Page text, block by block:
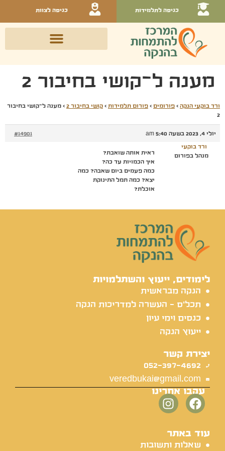
כניסה לתלמידות כניסה לצוות
מענה ל־קושי בחיבור 2
ורד בוקעי הנקה › פורומים › פורום תלמידות › קושי בחיבור 2 › מענה ל־קושי בחיבור
2
יולי 4, 2023 בשעה 5:40 am #14901
ורד בוקעי
מנהל בפורום
ראית אותה שואבת?
איך הכמויות עד כה?
כמה פעמים ביום שאבה? כמה
יצא? כמה תמל התינוקת
אוכלת?
לימודים, ייעוץ והשתלמויות
הנקה מבראשית
תכל'ס - העשרה למדריכות הנקה
כנסים וימי עיון
ייעוץ הנקה
יצירת קשר
052-397-4692
veredbukai@gmail.com
עקבו אחרינו
עוד באתר
שאלות ותשובות